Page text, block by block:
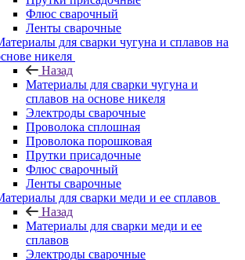
Флюс сварочный
Ленты сварочные
для сварки чугуна и сплавов на
никеля
Назад
Материалы для сварки чугуна и
сплавов на основе никеля
Электроды сварочные
Проволока сплошная
Проволока порошковая
Прутки присадочные
Флюс сварочный
Ленты сварочные
для сварки меди и ее сплавов
Назад
Материалы для сварки меди и ее
сплавов
Электроды сварочные